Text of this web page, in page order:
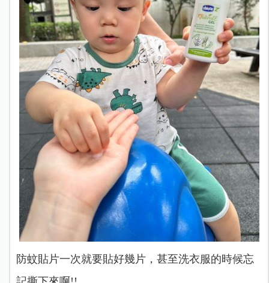
防蚊貼片一次就要貼好幾片，甚至洗衣服的時候忘